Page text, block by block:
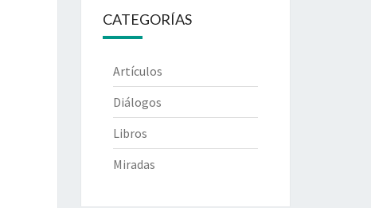
CATEGORÍAS
Artículos
Diálogos
Libros
Miradas